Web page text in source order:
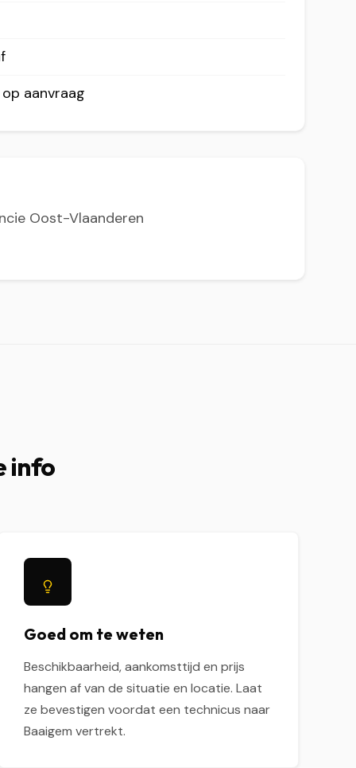
aanvraag
Oost-Vlaanderen
info
Goed om te weten
Beschikbaarheid, aankomsttijd en prijs
hangen af van de situatie en locatie. Laat
ze bevestigen voordat een technicus naar
Baaigem vertrekt.